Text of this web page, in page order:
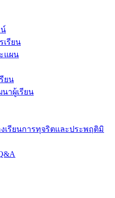
เรียน
แผน
ยน
าผู้เรียน
งเรียนการทุจริตและประพฤติมิ